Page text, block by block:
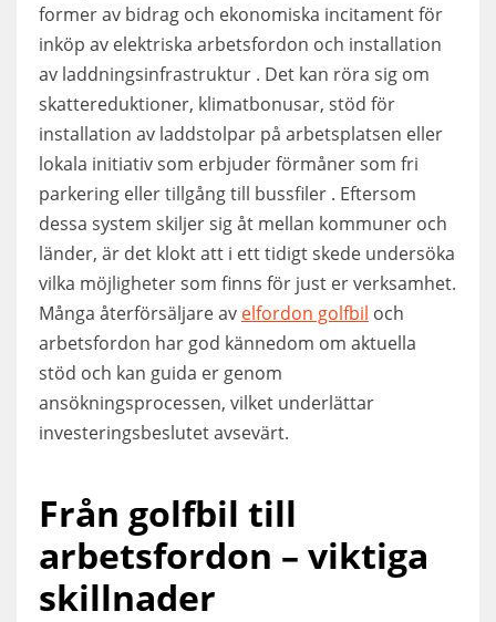
former av bidrag och ekonomiska incitament för
inköp av elektriska arbetsfordon och installation
av laddningsinfrastruktur . Det kan röra sig om
skattereduktioner, klimatbonusar, stöd för
installation av laddstolpar på arbetsplatsen eller
lokala initiativ som erbjuder förmåner som fri
parkering eller tillgång till bussfiler . Eftersom
dessa system skiljer sig åt mellan kommuner och
länder, är det klokt att i ett tidigt skede undersöka
vilka möjligheter som finns för just er verksamhet.
Många återförsäljare av elfordon golfbil och
arbetsfordon har god kännedom om aktuella
stöd och kan guida er genom
ansökningsprocessen, vilket underlättar
investeringsbeslutet avsevärt.
Från golfbil till
arbetsfordon – viktiga
skillnader